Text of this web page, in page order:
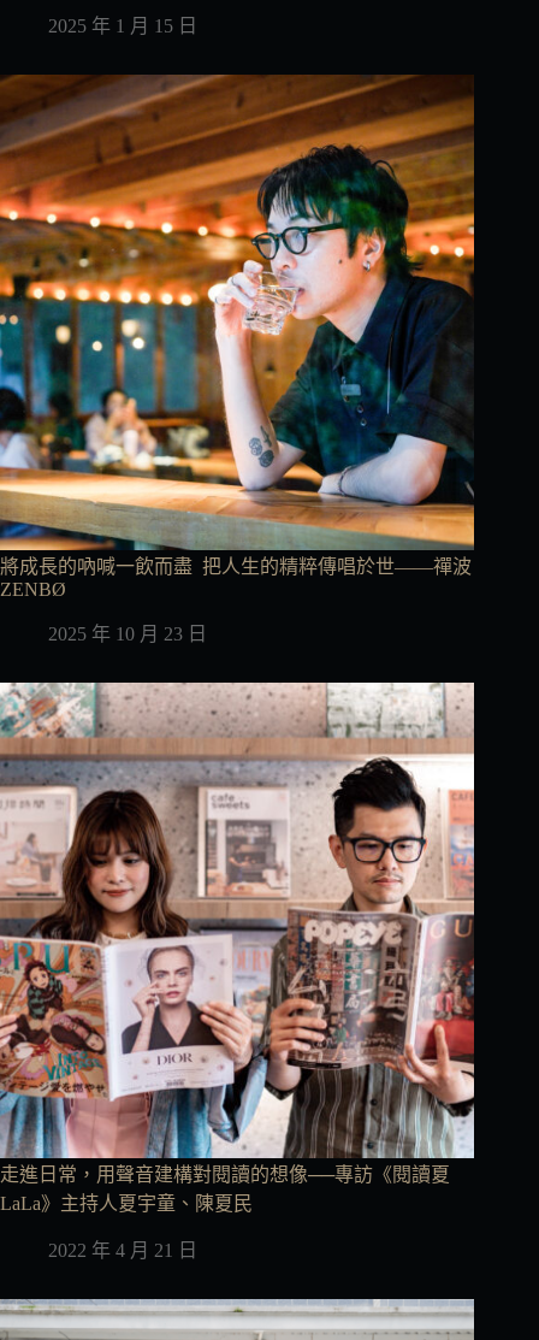
2025 年 1 月 15 日
將成長的吶喊一飲而盡 把人生的精粹傳唱於世——禪波
ZENBØ
2025 年 10 月 23 日
走進日常，用聲音建構對閱讀的想像──專訪《閱讀夏
LaLa》主持人夏宇童、陳夏民
2022 年 4 月 21 日